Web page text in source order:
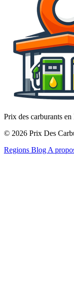
Prix des carburants
© 2026 Prix Des
Regions Blog A